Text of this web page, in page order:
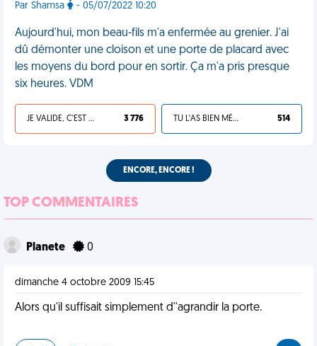
Par Shamsa - 05/07/2022 10:20
Aujourd'hui, mon beau-fils m'a enfermée au grenier. J'ai
dû démonter une cloison et une porte de placard avec
les moyens du bord pour en sortir. Ça m'a pris presque
six heures. VDM
JE VALIDE, C'EST UNE VDM 3 776 TU L'AS BIEN MÉRITÉ 514
ENCORE, ENCORE !
TOP COMMENTAIRES
Planete 0
dimanche 4 octobre 2009 15:45
Alors qu'il suffisait simplement d''agrandir la porte.